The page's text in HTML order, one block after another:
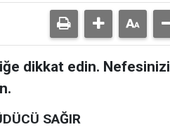
dikkat edin. Nefesinizi
SAĞIR